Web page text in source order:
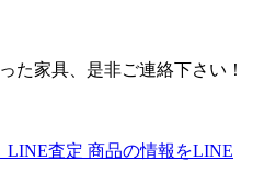
た家具、是非ご連絡下さい！